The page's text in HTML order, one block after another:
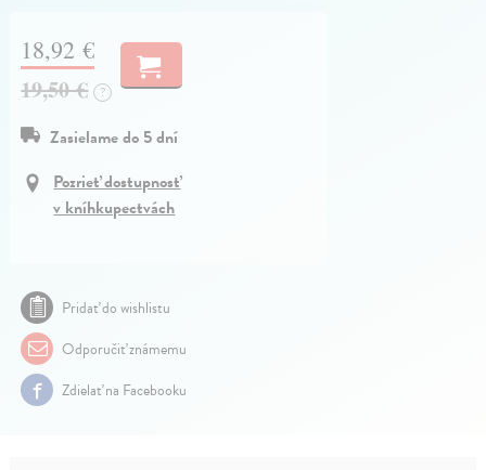
18,92 €
19,50 € ?
Zasielame do 5 dní
Pozrieť dostupnosť
v kníhkupectvách
Pridať do wishlistu
Odporučiť známemu
Zdielať na Facebooku